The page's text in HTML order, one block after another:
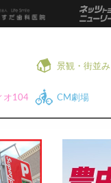
景観・街並み
オ104 CM劇場